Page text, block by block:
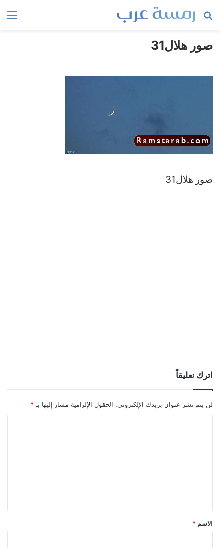
بحث
صور هلال31
صور هلال31
اترك تعليقاً
لن يتم نشر عنوان بريدك الإلكتروني. الحقول الإلزامية مشار إليها بـ *
ق
*
الاسم *